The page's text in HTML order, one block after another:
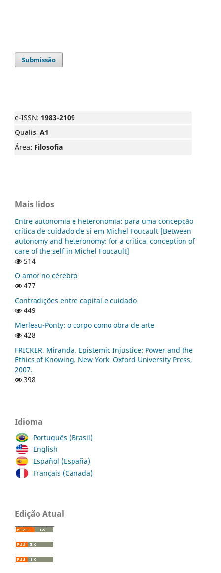
Submissão
e-ISSN: 1983-2109
Qualis: A1
Área: Filosofia
Mais lidos
Entre autonomia e heteronomia: para uma concepção
crítica de cuidado de si em Michel Foucault [Between
autonomy and heteronomy: for a critical conception of
care of the self in Michel Foucault]
514
O amor no cérebro
477
Contradições entre capital e cuidado
449
Merleau-Ponty: o corpo como obra de arte
428
FRICKER, Miranda. Epistemic Injustice: Power and the
Ethics of Knowing. New York: Oxford University Press,
2007.
398
Idioma
Português (Brasil)
English
Español (España)
Français (Canada)
Edição Atual